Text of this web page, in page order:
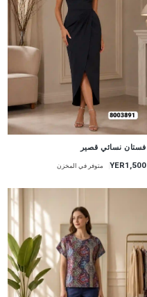
جديد
فستان نسائي قصير
YER1,500 متوفر في المخزن